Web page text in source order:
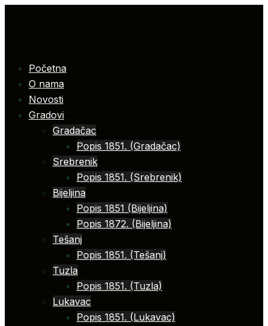
Početna
O nama
Novosti
Gradovi
Gradačac
Popis 1851. (Gradačac)
Srebrenik
Popis 1851. (Srebrenik)
Bijeljina
Popis 1851 (Bijeljina)
Popis 1872. (Bijeljina)
Tešanj
Popis 1851. (Tešanj)
Tuzla
Popis 1851. (Tuzla)
Lukavac
Popis 1851. (Lukavac)